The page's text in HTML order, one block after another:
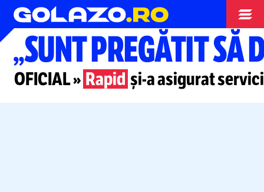
Superliga
„SUNT PREGĂTIT SĂ
OFICIAL » Rapid și-aasigurat